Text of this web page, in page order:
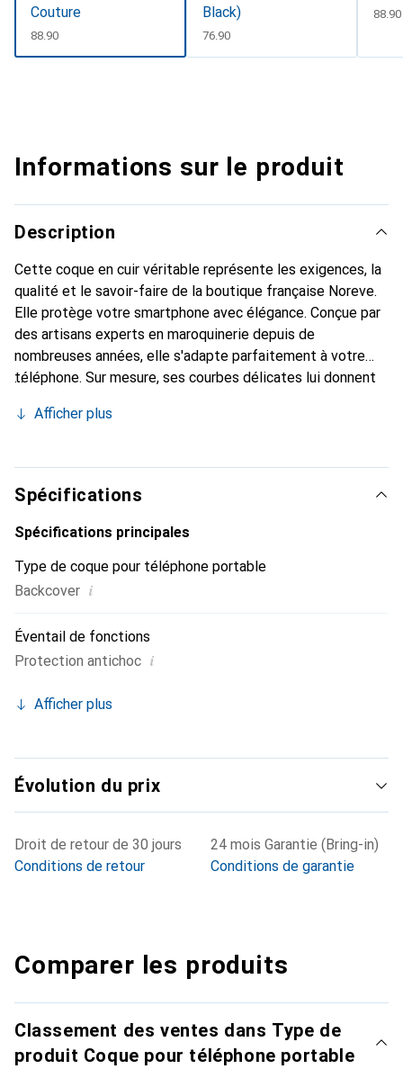
Couture
CHF
88.90
Black)
CHF
76.90
CHF
88.90
Informations sur le produit
Description
Cette coque en cuir véritable représente les exigences, la
qualité et le savoir-faire de la boutique française Noreve.
Elle protège votre smartphone avec élégance. Conçue par
des artisans experts en maroquinerie depuis de
nombreuses années, elle s'adapte parfaitement à votre
téléphone. Sur mesure, ses courbes délicates lui donnent
et indispensable pour votre smartphone. La marque
de haute qualité et constitue un choix sûr pour une
clientèle exigeante.
Afficher plus
Spécifications
Spécifications principales
Type de coque pour téléphone portable
Backcover i
Éventail de fonctions
Protection antichoc i
Afficher plus
Évolution du prix
Droit de retour de 30 jours
Conditions de retour
24 mois Garantie (Bring-in)
Conditions de garantie
Comparer les produits
Classement des ventes dans Type de
produit Coque pour téléphone portable